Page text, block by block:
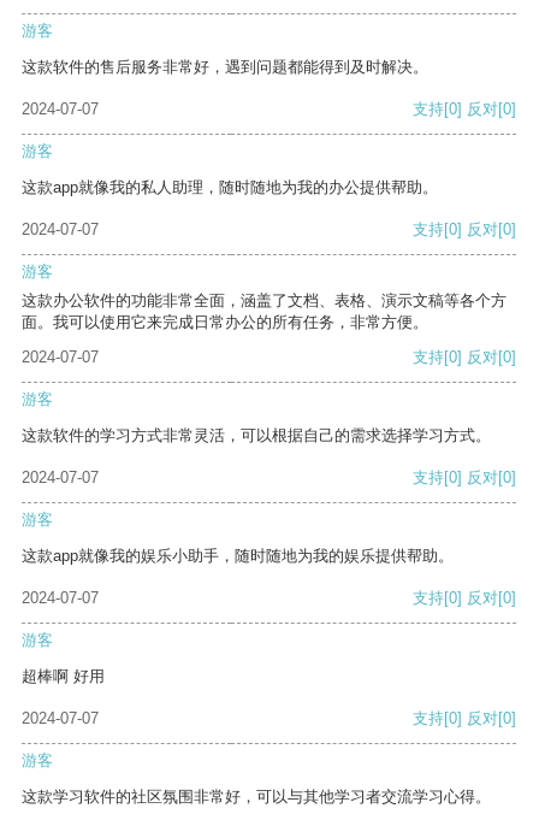
游客
这款软件的售后服务非常好，遇到问题都能得到及时解决。
2024-07-07 支持[0] 反对[0]
游客
这款app就像我的私人助理，随时随地为我的办公提供帮助。
2024-07-07 支持[0] 反对[0]
游客
这款办公软件的功能非常全面，涵盖了文档、表格、演示文稿等各个方
面。我可以使用它来完成日常办公的所有任务，非常方便。
2024-07-07
支持[0] 反对[0]
游客
这款软件的学习方式非常灵活，可以根据自己的需求选择学习方式。
2024-07-07 支持[0] 反对[0]
游客
这款app就像我的娱乐小助手，随时随地为我的娱乐提供帮助。
2024-07-07 支持[0] 反对[0]
游客
超棒啊 好用
2024-07-07 支持[0] 反对[0]
游客
这款学习软件的社区氛围非常好，可以与其他学习者交流学习心得。